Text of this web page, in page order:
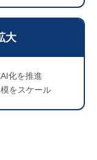
大
化を推進
をスケール